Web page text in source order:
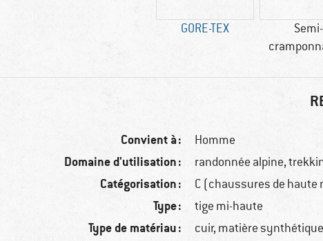
GORE-TEX
Semi-
Convient à : Homme
Domaine d'utilisation : randonnée alpine,
Catégorisation : C (chaussures de haute
Type : tige mi-haute
Type de matériau : cuir, matière